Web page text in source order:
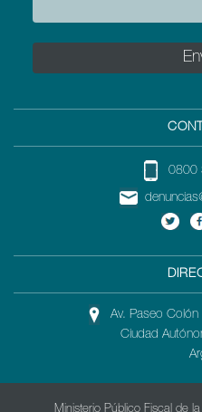
0800
Av. Paseo
Ciudad